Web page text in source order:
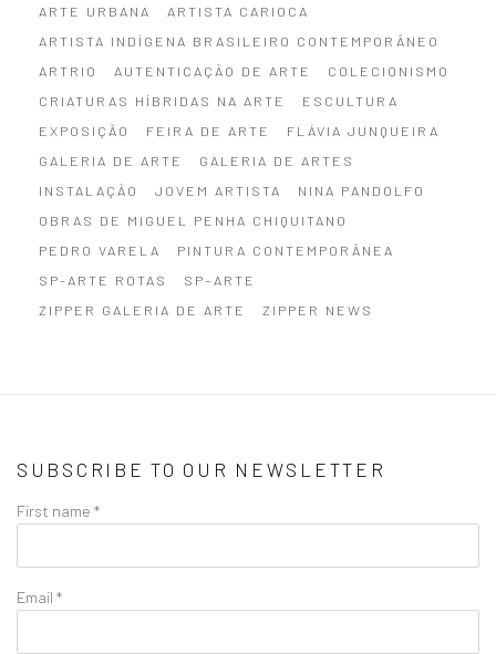
ARTE URBANA
ARTISTA CARIOCA
ARTISTA INDÍGENA BRASILEIRO CONTEMPORÂNEO
ARTRIO
AUTENTICAÇÃO DE ARTE
COLECIONISMO
CRIATURAS HÍBRIDAS NA ARTE
ESCULTURA
EXPOSIÇÃO
FEIRA DE ARTE
FLÁVIA JUNQUEIRA
GALERIA DE ARTE
GALERIA DE ARTES
INSTALAÇÃO
JOVEM ARTISTA
NINA PANDOLFO
OBRAS DE MIGUEL PENHA CHIQUITANO
PEDRO VARELA
PINTURA CONTEMPORÂNEA
SP-ARTE ROTAS
SP–ARTE
ZIPPER GALERIA DE ARTE
ZIPPER NEWS
SUBSCRIBE TO OUR NEWSLETTER
First name *
Email *